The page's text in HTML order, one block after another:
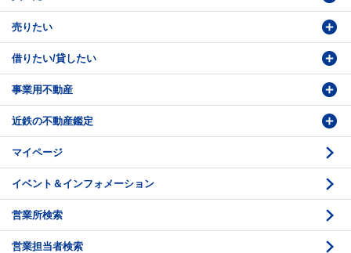
物件検索
物件番号検索
投資・事業用検索
購入のお問い合わせ
売りたい
価格査定依頼
売却相談
借りたい/貸したい
賃貸物件検索
学園前賃貸センター
賃貸借のお問い合わせ
事業用不動産
購入・売却の流れ
収益不動産の取扱
底地の資産性
相続と不動産
不動産投資のQ＆A
近鉄の不動産鑑定
時価評価支援
鑑定評価ご相談例
鑑定評価の流れ
お問い合わせ・ご相談
マイページ
イベント＆インフォメーション
営業所検索
営業担当者検索